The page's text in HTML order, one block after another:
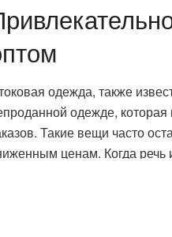
одежда, также
одежде,
Такие вещи часто
ценам. Когда речь